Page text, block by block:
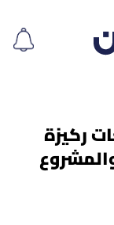
ركيزة